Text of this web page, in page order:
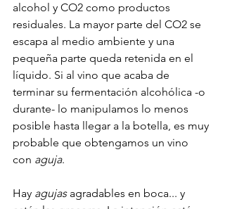
alcohol y CO2 como productos
residuales. La mayor parte del CO2 se
escapa al medio ambiente y una
pequeña parte queda retenida en el
líquido. Si al vino que acaba de
terminar su fermentación alcohólica -o
durante- lo manipulamos lo menos
posible hasta llegar a la botella, es muy
probable que obtengamos un vino
con aguja.
Hay agujas agradables en boca... y